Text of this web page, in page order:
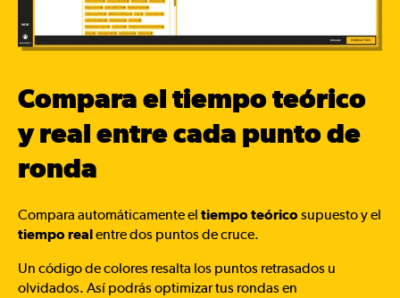
Compara el tiempo teórico
y real entre cada punto de
ronda
Compara automáticamente el tiempo teórico supuesto y el
tiempo realentre dos puntos de cruce.
Un código de colores resalta los puntos retrasados u
olvidados. Así podrás optimizar tus rondas en